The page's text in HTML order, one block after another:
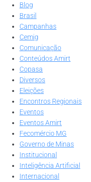
Blog
Brasil
Campanhas
Cemig
Comunicação
Conteúdos Amirt
Copasa
Diversos
Eleições
Encontros Regionais
Eventos
Eventos Amirt
Fecomércio MG
Governo de Minas
Institucional
Inteligência Artificial
Internacional